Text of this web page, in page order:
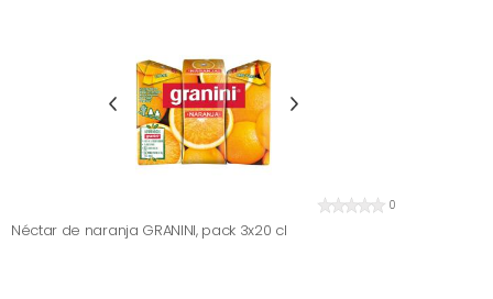
0
Néctar de naranja GRANINI, pack 3x20 cl